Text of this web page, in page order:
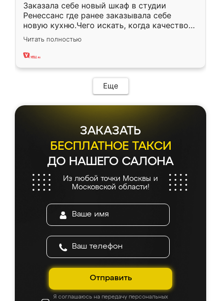
Заказала себе новый шкаф в студии
Ренессанс где ранее заказывала себе
новую кухню.Чего искать, когда качеством
вполне довольна. Служит кухня уже почти
два года, нареканий нет.
Читать полностью
Еще
ЗАКАЗАТЬ
БЕСПЛАТНОЕ ТАКСИ
ДО НАШЕГО САЛОНА
Из любой точки Москвы и
Московской области!
Отправить
Я соглашаюсь на передачу персональных